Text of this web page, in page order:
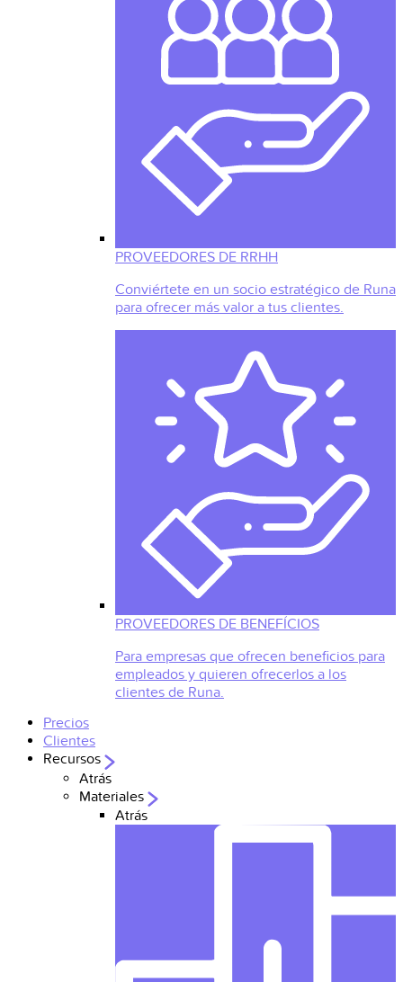
PROVEEDORES DE RRHH
Conviértete en un socio estratégico de Runa
para ofrecer más valor a tus clientes.
PROVEEDORES DE BENEFÍCIOS
Para empresas que ofrecen beneficios para
empleados y quieren ofrecerlos a los
clientes de Runa.
Precios
Clientes
Recursos
Atrás
Materiales
Atrás